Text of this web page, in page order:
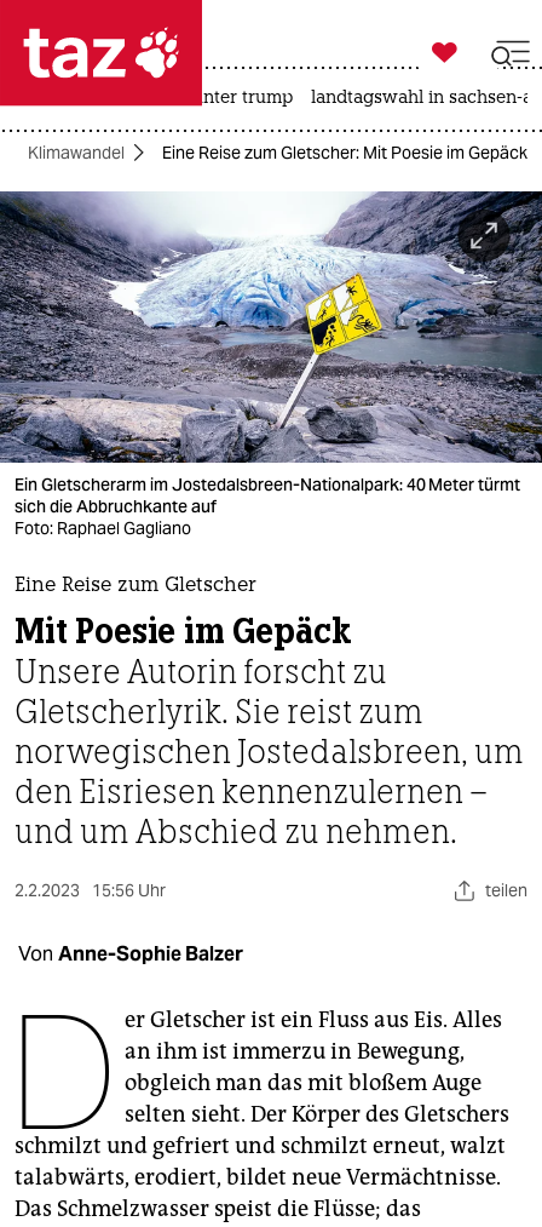
 taz zahl ich
taz zahl ich
themen
politik
öko
gesellschaft
kultur
sport
nord
wahrheit
verlag
verlag
veranstaltungen
shop
fragen & hilfe
unterstützen
genossenschaft
epaper login

taz zahl ich
usa unter trump landtagswahl in sachsen-
Klimawandel Eine Reise zum Gletscher: Mit Poesie im Gepäck
Ein ­Gletscherarm im Jostedalsbreen-National­park: 40 Meter türmt
sich die Abbruchkante auf
Foto: Raphael Gagliano
Eine Reise zum Gletscher
Mit Poesie im Gepäck
Unsere Autorin forscht zu
Gletscherlyrik. Sie reist zum
norwegischen Jostedalsbreen, um
den Eisriesen kennenzulernen –
und um Abschied zu nehmen.
2.2.2023 15:56 Uhr teilen
Von Anne-Sophie Balzer
D er Gletscher ist ein Fluss aus Eis. Alles
an ihm ist immerzu in Bewegung,
obgleich man das mit bloßem Auge
selten sieht. Der Körper des Gletschers
schmilzt und gefriert und schmilzt erneut, walzt
talabwärts, er­odiert, bildet neue Vermächtnisse.
Das Schmelzwasser speist die Flüsse; das